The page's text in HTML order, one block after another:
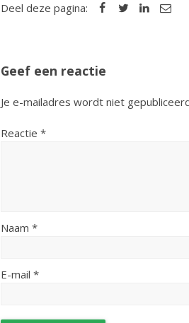
Deel deze pagina:
Geef een reactie
Je e-mailadres wordt niet
Reactie *
Naam *
E-mail *